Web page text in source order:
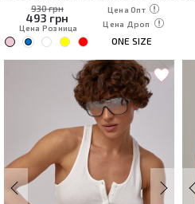
930 грн
493 грн
Цена Розница
Цена Опт
Цена Дроп
ONE SIZE